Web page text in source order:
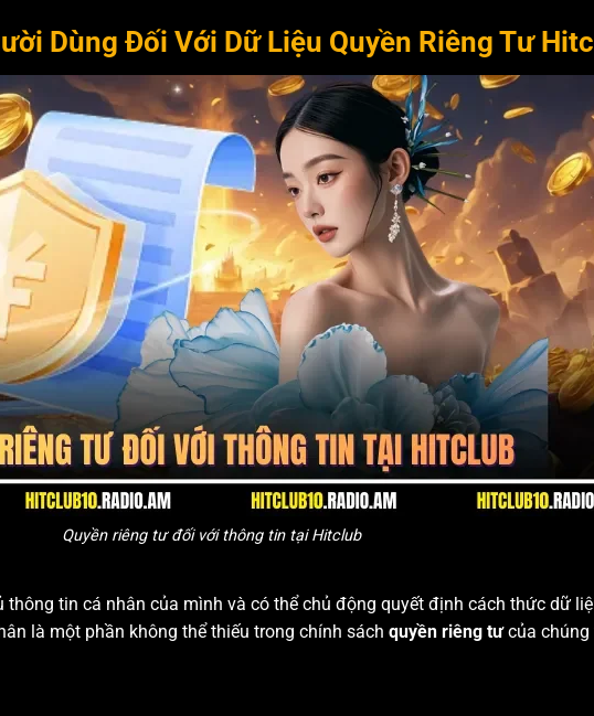
Dùng Đối Với Dữ Liệu Quyền Riêng Tư
Quyền riêng tư đối với thông tin tại Hitclub
tin cá nhân của mình và có thể chủ động quyết định cách thức dữ
là một phần không thể thiếu trong chính sách quyền riêng tưcủa chúng